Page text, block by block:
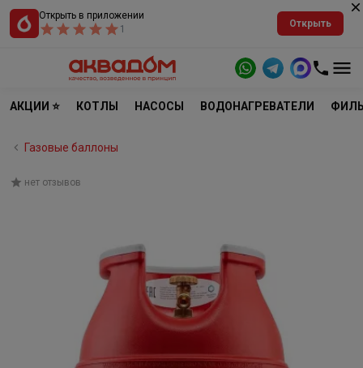
Открыть в приложении
1
Открыть
АКЦИИ ⭐ КОТЛЫ НАСОСЫ ВОДОНАГРЕВАТЕЛИ
Газовые баллоны
нет отзывов